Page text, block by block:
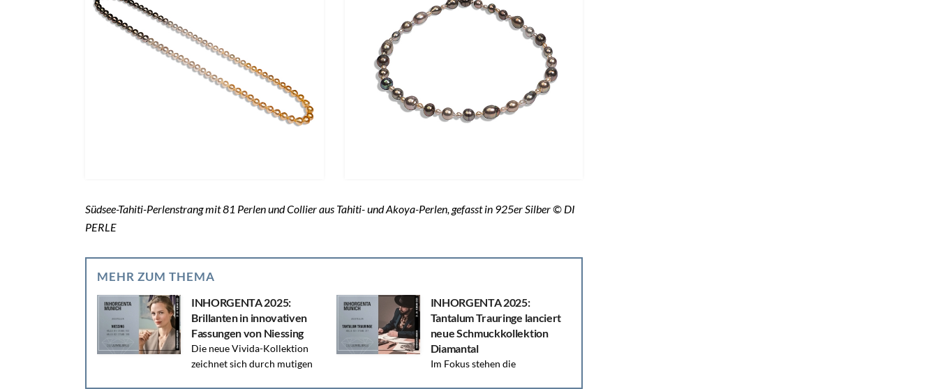
Südsee-Tahiti-Perlenstrang mit 81 Perlen und Collier aus Tahiti- und Akoya-Perlen, gefasst in 925er Silber © DI
PERLE
MEHR ZUM THEMA
INHORGENTA 2025:
Brillanten in innovativen
Fassungen von Niessing
Die neue Vivida-Kollektion
zeichnet sich durch mutigen
INHORGENTA 2025:
Tantalum Trauringe lanciert
neue Schmuckkollektion
Diamantal
Im Fokus stehen die